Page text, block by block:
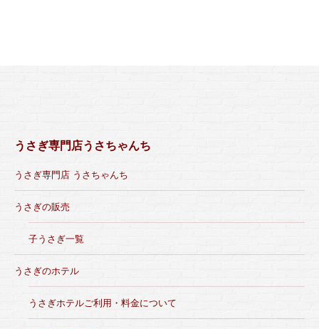
うさぎ専門店うさちゃんち
うさぎ専門店 うさちゃんち
うさぎの販売
子うさぎ一覧
うさぎのホテル
うさぎホテルご利用・料金について